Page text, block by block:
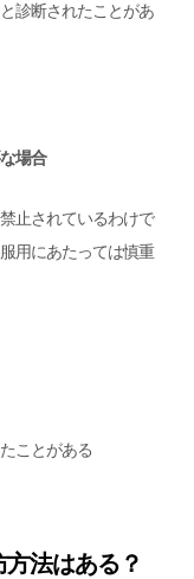
診断されたことがあ
場合
止されているわけで
用にあたっては慎重
ことがある
法はある？